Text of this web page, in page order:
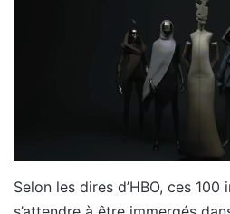
Selon les dires d’HBO, ces